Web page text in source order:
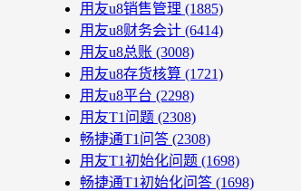
用友u8销售管理 (1885)
用友u8财务会计 (6414)
用友u8总账 (3008)
用友u8存货核算 (1721)
用友u8平台 (2298)
用友T1问题 (2308)
畅捷通T1问答 (2308)
用友T1初始化问题 (1698)
畅捷通T1初始化问答 (1698)